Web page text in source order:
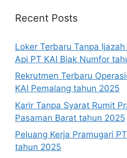
Recent Posts
Loker Terbaru Tanpa
Api PT KAI Biak Numfor
Rekrutmen Terbaru
KAI Pemalang tahun 2025
Karir Tanpa Syarat Rumit
Pasaman Barat tahun 2025
Peluang Kerja Pramugari
tahun 2025